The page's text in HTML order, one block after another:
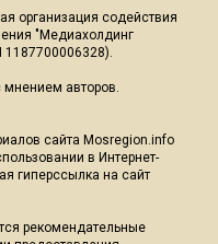
организация содействия
"Медиахолдинг
авторов.
сайта Mosregion.info
в Интернет-
гиперссылка на сайт
рекомендательные